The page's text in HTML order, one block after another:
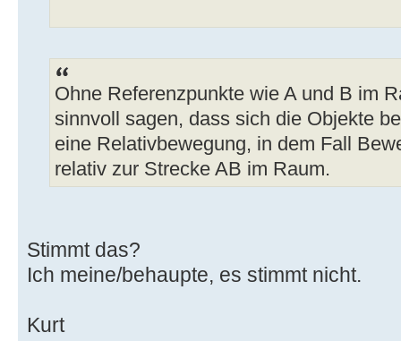
Ohne Referenzpunkte wie A und B im
sinnvoll sagen, dass sich die Objekte
eine Relativbewegung, in dem Fall
relativ zur Strecke AB im Raum.
Stimmt das?
Ich meine/behaupte, es stimmt nicht.
Kurt